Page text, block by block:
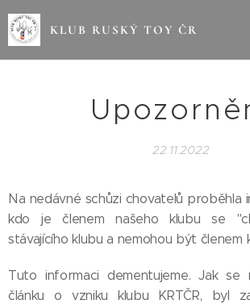
KLUB RUSKÝ TOY ČR
22.11.2022
Na nedávné schůzi chovatelů proběhla
kdo je členem našeho klubu se
stávajícího klubu a nemohou být členem
Tuto informaci dementujeme. Jak
článku o vzniku klubu KRTČR, byl